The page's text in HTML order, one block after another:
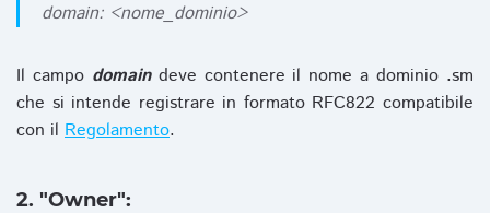
domain: <nome_dominio>
Il campo domaindeve contenere il nome a dominio .sm
che si intende registrare in formato RFC822 compatibile
con il Regolamento.
2. "Owner":